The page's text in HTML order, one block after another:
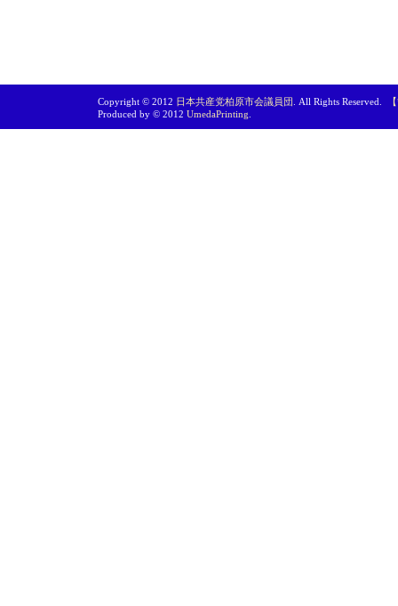
Copyright © 2012 日本共産党柏原市会議員団 . All Rights Reserved.
Produced by © 2012 UmedaPrinting